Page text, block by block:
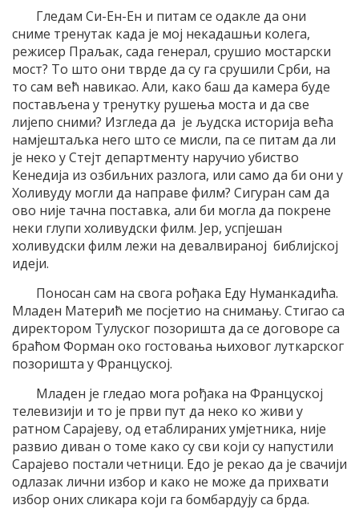
Гледам Си-Ен-Ен и питам се одакле да они
сниме тренутак када је мој некадашњи колега,
режисер Праљак, сада генерал, срушио мостарски
мост? То што они тврде да су га срушили Срби, на
то сам већ навикао. Али, како баш да камера буде
постављена у тренутку рушења моста и да све
лијепо сними? Изгледа да је људска историја већа
намјештаљка него што се мисли, па се питам да ли
је неко у Стејт департменту наручио убиство
Кенедија из озбиљних разлога, или само да би они у
Холивуду могли да направе филм? Сигуран сам да
ово није тачна поставка, али би могла да покрене
неки глупи холивудски филм. Јер, успјешан
холивудски филм лежи на девалвираној библијској
идеји.
Поносан сам на свога рођака Еду Нуманкадића.
Младен Матерић ме посјетио на снимању. Стигао са
директором Тулуског позоришта да се договоре са
браћом Форман око гостовања њиховог луткарског
позоришта у Француској.
Младен је гледао мога рођака на Француској
телевизији и то је први пут да неко ко живи у
ратном Сарајеву, од етаблираних умјетника, није
развио диван о томе како су сви који су напустили
Сарајево постали четници. Едо је рекао да је свачији
одлазак лични избор и како не може да прихвати
избор оних сликара који га бомбардују са брда.